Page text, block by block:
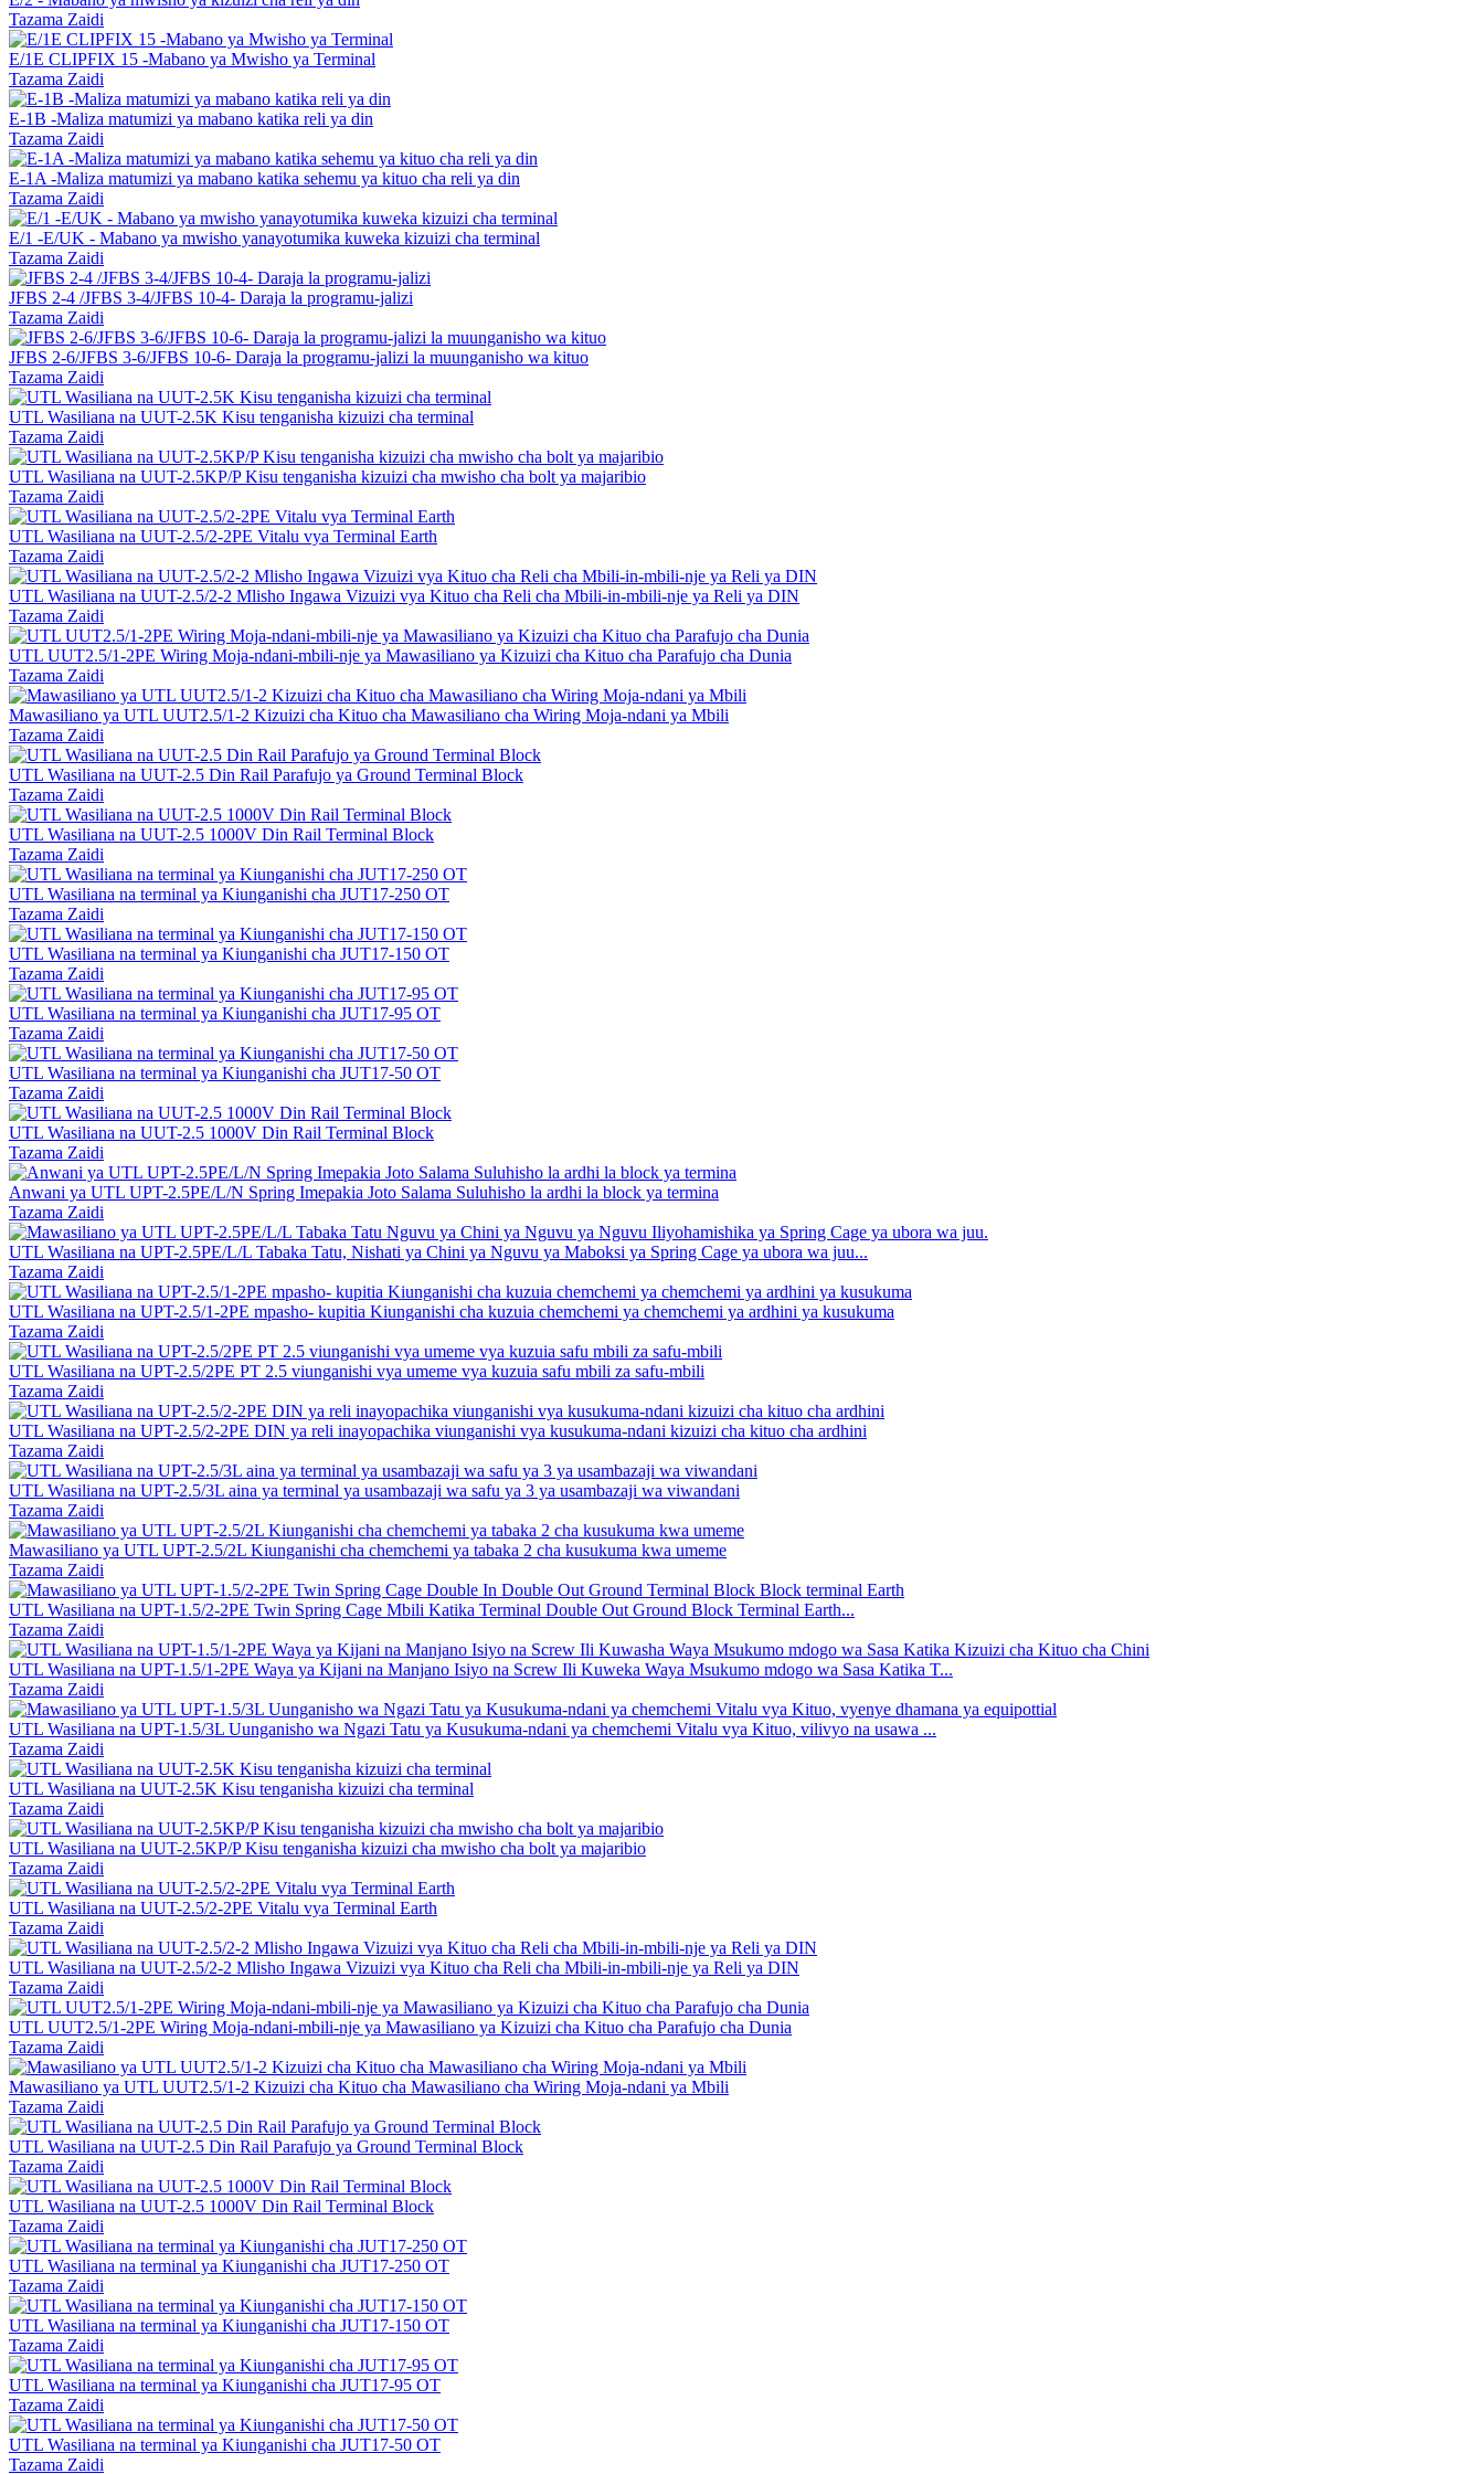
Tazama Zaidi
E/1E CLIPFIX 15 -Mabano ya Mwisho ya Terminal
Tazama Zaidi
E-1B -Maliza matumizi ya mabano katika reli ya din
Tazama Zaidi
E-1A -Maliza matumizi ya mabano katika sehemu ya kituo cha reli ya din
Tazama Zaidi
E/1 -E/UK - Mabano ya mwisho yanayotumika kuweka kizuizi cha terminal
Tazama Zaidi
JFBS 2-4 /JFBS 3-4/JFBS 10-4- Daraja la programu-jalizi
Tazama Zaidi
JFBS 2-6/JFBS 3-6/JFBS 10-6- Daraja la programu-jalizi la muunganisho wa kituo
Tazama Zaidi
UTL Wasiliana na UUT-2.5K Kisu tenganisha kizuizi cha terminal
Tazama Zaidi
UTL Wasiliana na UUT-2.5KP/P Kisu tenganisha kizuizi cha mwisho cha bolt ya majaribio
Tazama Zaidi
UTL Wasiliana na UUT-2.5/2-2PE Vitalu vya Terminal Earth
Tazama Zaidi
UTL Wasiliana na UUT-2.5/2-2 Mlisho Ingawa Vizuizi vya Kituo cha Reli cha Mbili-in-mbili-nje ya Reli ya DIN
Tazama Zaidi
UTL UUT2.5/1-2PE Wiring Moja-ndani-mbili-nje ya Mawasiliano ya Kizuizi cha Kituo cha Parafujo cha Dunia
Tazama Zaidi
Mawasiliano ya UTL UUT2.5/1-2 Kizuizi cha Kituo cha Mawasiliano cha Wiring Moja-ndani ya Mbili
Tazama Zaidi
UTL Wasiliana na UUT-2.5 Din Rail Parafujo ya Ground Terminal Block
Tazama Zaidi
UTL Wasiliana na UUT-2.5 1000V Din Rail Terminal Block
Tazama Zaidi
UTL Wasiliana na terminal ya Kiunganishi cha JUT17-250 OT
Tazama Zaidi
UTL Wasiliana na terminal ya Kiunganishi cha JUT17-150 OT
Tazama Zaidi
UTL Wasiliana na terminal ya Kiunganishi cha JUT17-95 OT
Tazama Zaidi
UTL Wasiliana na terminal ya Kiunganishi cha JUT17-50 OT
Tazama Zaidi
UTL Wasiliana na UUT-2.5 1000V Din Rail Terminal Block
Tazama Zaidi
Anwani ya UTL UPT-2.5PE/L/N Spring Imepakia Joto Salama Suluhisho la ardhi la block ya termina
Tazama Zaidi
UTL Wasiliana na UPT-2.5PE/L/L Tabaka Tatu, Nishati ya Chini ya Nguvu ya Maboksi ya Spring Cage ya ubora wa juu...
Tazama Zaidi
UTL Wasiliana na UPT-2.5/1-2PE mpasho- kupitia Kiunganishi cha kuzuia chemchemi ya chemchemi ya ardhini ya kusukuma
Tazama Zaidi
UTL Wasiliana na UPT-2.5/2PE PT 2.5 viunganishi vya umeme vya kuzuia safu mbili za safu-mbili
Tazama Zaidi
UTL Wasiliana na UPT-2.5/2-2PE DIN ya reli inayopachika viunganishi vya kusukuma-ndani kizuizi cha kituo cha ardhini
Tazama Zaidi
UTL Wasiliana na UPT-2.5/3L aina ya terminal ya usambazaji wa safu ya 3 ya usambazaji wa viwandani
Tazama Zaidi
Mawasiliano ya UTL UPT-2.5/2L Kiunganishi cha chemchemi ya tabaka 2 cha kusukuma kwa umeme
Tazama Zaidi
UTL Wasiliana na UPT-1.5/2-2PE Twin Spring Cage Mbili Katika Terminal Double Out Ground Block Terminal Earth...
Tazama Zaidi
UTL Wasiliana na UPT-1.5/1-2PE Waya ya Kijani na Manjano Isiyo na Screw Ili Kuweka Waya Msukumo mdogo wa Sasa Katika T...
Tazama Zaidi
UTL Wasiliana na UPT-1.5/3L Uunganisho wa Ngazi Tatu ya Kusukuma-ndani ya chemchemi Vitalu vya Kituo, vilivyo na usawa ...
Tazama Zaidi
UTL Wasiliana na UUT-2.5K Kisu tenganisha kizuizi cha terminal
Tazama Zaidi
UTL Wasiliana na UUT-2.5KP/P Kisu tenganisha kizuizi cha mwisho cha bolt ya majaribio
Tazama Zaidi
UTL Wasiliana na UUT-2.5/2-2PE Vitalu vya Terminal Earth
Tazama Zaidi
UTL Wasiliana na UUT-2.5/2-2 Mlisho Ingawa Vizuizi vya Kituo cha Reli cha Mbili-in-mbili-nje ya Reli ya DIN
Tazama Zaidi
UTL UUT2.5/1-2PE Wiring Moja-ndani-mbili-nje ya Mawasiliano ya Kizuizi cha Kituo cha Parafujo cha Dunia
Tazama Zaidi
Mawasiliano ya UTL UUT2.5/1-2 Kizuizi cha Kituo cha Mawasiliano cha Wiring Moja-ndani ya Mbili
Tazama Zaidi
UTL Wasiliana na UUT-2.5 Din Rail Parafujo ya Ground Terminal Block
Tazama Zaidi
UTL Wasiliana na UUT-2.5 1000V Din Rail Terminal Block
Tazama Zaidi
UTL Wasiliana na terminal ya Kiunganishi cha JUT17-250 OT
Tazama Zaidi
UTL Wasiliana na terminal ya Kiunganishi cha JUT17-150 OT
Tazama Zaidi
UTL Wasiliana na terminal ya Kiunganishi cha JUT17-95 OT
Tazama Zaidi
UTL Wasiliana na terminal ya Kiunganishi cha JUT17-50 OT
Tazama Zaidi